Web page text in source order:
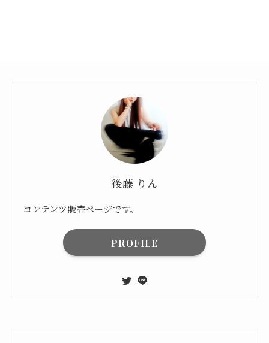
後藤 りん
コンテンツ販売ページです。
PROFILE